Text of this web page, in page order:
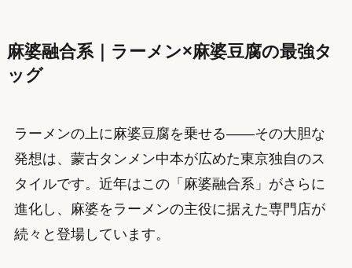
麻婆融合系｜ラーメン×麻婆豆腐の最強タ
ッグ
ラーメンの上に麻婆豆腐を乗せる——その大胆な
発想は、蒙古タンメン中本が広めた東京独自のス
タイルです。近年はこの「麻婆融合系」がさらに
進化し、麻婆をラーメンの主役に据えた専門店が
続々と登場しています。